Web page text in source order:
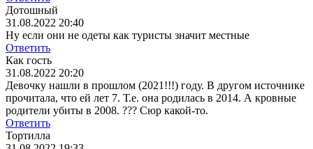
Дотошный
31.08.2022 20:40
Ну если они не одеты как туристы значит местные
Ответить
Как гость
31.08.2022 20:20
Девочку нашли в прошлом (2021!!!) году. В другом источнике
прочитала, что ей лет 7. Т.е. она родилась в 2014. А кровные
родители убиты в 2008. ??? Сюр какой-то.
Ответить
Тортилла